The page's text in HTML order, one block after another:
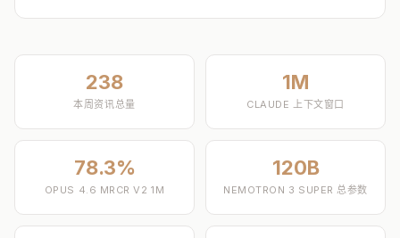
238
本周资讯总量
1M
CLAUDE 上下文窗口
78.3%
OPUS 4.6 MRCR V2 1M
120B
NEMOTRON 3 SUPER 总参数